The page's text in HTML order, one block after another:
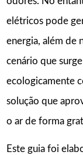
elétricos pode
energia, além de
cenário que
ecologicamente
solução que
o ar de forma
Este guia foi